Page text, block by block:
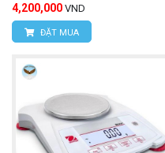
4,200,000 VND
ĐẶT MUA